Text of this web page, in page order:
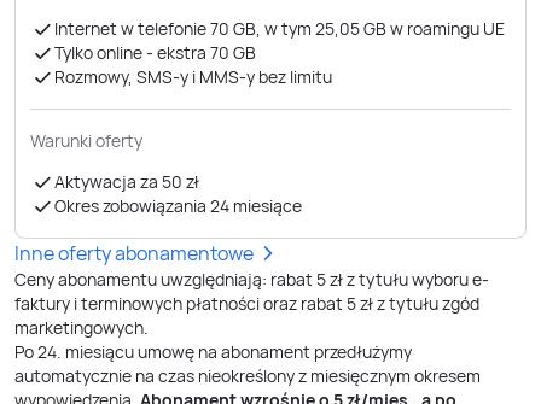
Internet w telefonie 70 GB, w tym 25,05 GB w roamingu UE
Tylko online - ekstra 70 GB
Rozmowy, SMS-y i MMS-y bez limitu
Warunki oferty
Aktywacja za 50 zł
Okres zobowiązania 24 miesiące
Inne oferty abonamentowe
Ceny abonamentu uwzględniają: rabat 5 zł z tytułu wyboru e-
faktury i terminowych płatności oraz rabat 5 zł z tytułu zgód
marketingowych.
Po24. miesiącu umowę na abonament przedłużymy
automatycznie na czas nieokreślony z miesięcznym okresem